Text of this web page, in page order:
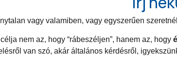
vagy valamiben, vagy egyszerűen
nem az, hogy “rábeszéljen”, hanem az, hogy
van szó, akár általános kérdésről,